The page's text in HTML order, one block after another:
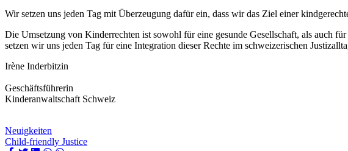
Wir setzen uns jeden Tag mit Überzeugung dafür ein, dass wir das Ziel einer
Die Umsetzung von Kinderrechten ist sowohl für eine gesunde Gesellschaft, als auch
setzen wir uns jeden Tag für eine Integration dieser Rechte im schweizerischen
Irène Inderbitzin
Geschäftsführerin
Kinderanwaltschaft Schweiz
Neuigkeiten
Child-friendly Justice